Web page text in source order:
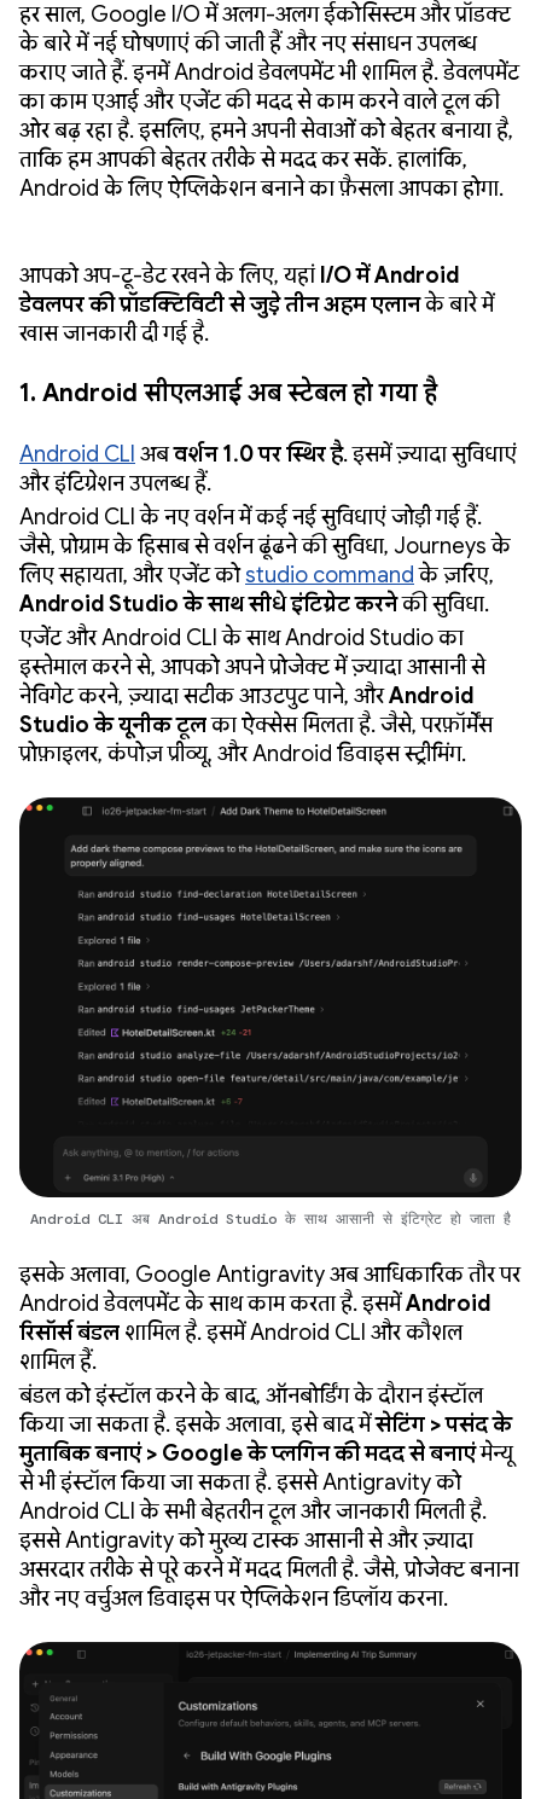
हर साल, Google I/O में अलग-अलग ईकोसिस्टम और प्रॉडक्ट
के बारे में नई घोषणाएं की जाती हैं और नए संसाधन उपलब्ध
कराए जाते हैं. इनमें Android डेवलपमेंट भी शामिल है. डेवलपमेंट
का काम एआई और एजेंट की मदद से काम करने वाले टूल की
ओर बढ़ रहा है. इसलिए, हमने अपनी सेवाओं को बेहतर बनाया है,
ताकि हम आपकी बेहतर तरीके से मदद कर सकें. हालांकि,
Android के लिए ऐप्लिकेशन बनाने का फ़ैसला आपका होगा.
आपको अप-टू-डेट रखने के लिए, यहां I/O में Android
डेवलपर की प्रॉडक्टिविटी से जुड़े तीन अहम एलानके बारे में
खास जानकारी दी गई है.
1. Android सीएलआई अब स्टेबल हो गया है
Android CLI अबवर्शन 1.0 पर स्थिर है. इसमें ज़्यादा सुविधाएं
और इंटिग्रेशन उपलब्ध हैं.
Android CLI के नए वर्शन में कई नई सुविधाएं जोड़ी गई हैं.
जैसे, प्रोग्राम के हिसाब से वर्शन ढूंढने की सुविधा, Journeys के
लिए सहायता, और एजेंट कोstudio command के ज़रिए,
Android Studio के साथ सीधे इंटिग्रेट करनेकी सुविधा.
एजेंट और Android CLI के साथ Android Studio का
इस्तेमाल करने से, आपको अपने प्रोजेक्ट में ज़्यादा आसानी से
नेविगेट करने, ज़्यादा सटीक आउटपुट पाने, औरAndroid
Studio के यूनीक टूलका ऐक्सेस मिलता है. जैसे, परफ़ॉर्मेंस
प्रोफ़ाइलर, कंपोज़ प्रीव्यू, और Android डिवाइस स्ट्रीमिंग.
Android CLI अब Android Studio के साथ आसानी से इंटिग्रेट हो जाता है
इसके अलावा, Google Antigravity अब आधिकारिक तौर पर
Android डेवलपमेंट के साथ काम करता है. इसमेंAndroid
रिसॉर्स बंडल शामिल है. इसमें Android CLI और कौशल
शामिल हैं.
बंडल को इंस्टॉल करने के बाद, ऑनबोर्डिंग के दौरान इंस्टॉल
किया जा सकता है. इसके अलावा, इसे बाद मेंसेटिंग > पसंद के
मुताबिक बनाएं > Google के प्लगिन की मदद से बनाएंमेन्यू
से भी इंस्टॉल किया जा सकता है. इससे Antigravity को
Android CLI के सभी बेहतरीन टूल और जानकारी मिलती है.
इससे Antigravity को मुख्य टास्क आसानी से और ज़्यादा
असरदार तरीके से पूरे करने में मदद मिलती है. जैसे, प्रोजेक्ट बनाना
और नए वर्चुअल डिवाइस पर ऐप्लिकेशन डिप्लॉय करना.